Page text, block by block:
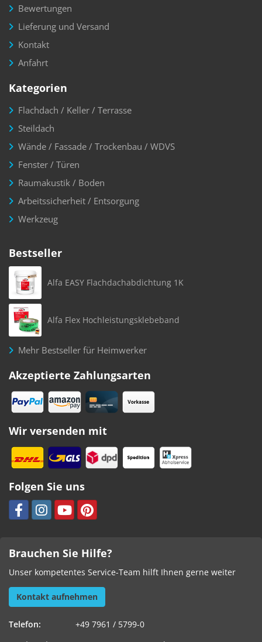
Bewertungen
Lieferung und Versand
Kontakt
Anfahrt
Kategorien
Flachdach / Keller / Terrasse
Steildach
Wände / Fassade / Trockenbau / WDVS
Fenster / Türen
Raumakustik / Boden
Arbeitssicherheit / Entsorgung
Werkzeug
Bestseller
Alfa EASY Flachdachabdichtung 1K
Alfa Flex Hochleistungsklebeband
Mehr Bestseller für Heimwerker
Akzeptierte Zahlungsarten
Wir versenden mit
Folgen Sie uns
Brauchen Sie Hilfe?
Unser kompetentes Service-Team hilft Ihnen gerne weiter
Kontakt aufnehmen
Telefon:
+49 7961 / 5799-0